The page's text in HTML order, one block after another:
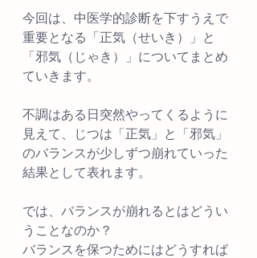
今回は、中医学的診断を下すうえで
重要となる「正気（せいき）」と
「邪気（じゃき）」についてまとめ
ていきます。
不調はある日突然やってくるように
見えて、じつは「正気」と「邪気」
のバランスが少しずつ崩れていった
結果として表れます。
では、バランスが崩れるとはどうい
うことなのか？
バランスを保つためにはどうすれば